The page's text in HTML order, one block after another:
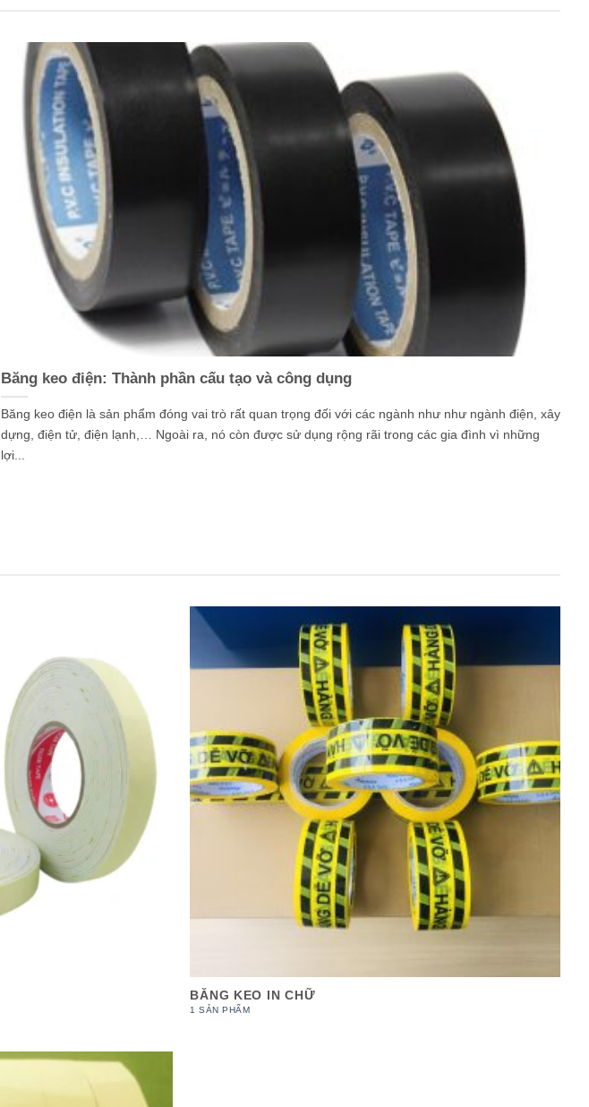
Băng keo điện: Thành phần cấu tạo và công dụng
Băng keo điện là sản phẩm đóng vai trò rất quan trọng đối với các ngành như như ngành điện, xây
dựng, điện tử, điện lạnh,… Ngoài ra, nó còn được sử dụng rộng rãi trong các gia đình vì những
lợi...
BĂNG KEO IN CHỮ
1 SẢN PHẨM